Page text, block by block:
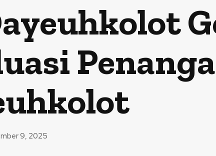
9, 2025